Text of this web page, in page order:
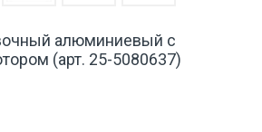
алюминиевый с
(арт. 25-5080637)